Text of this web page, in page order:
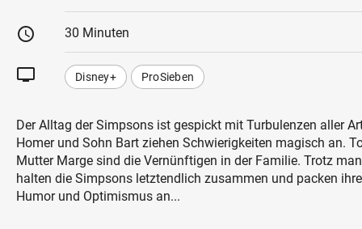
schedule 30 Minuten
tv Disney+ ProSieben
Der Alltag der Simpsons ist gespickt mit Turbulenzen aller
Homer und Sohn Bart ziehen Schwierigkeiten magisch an.
Mutter Marge sind die Vernünftigen in der Familie. Trotz
halten die Simpsons letztendlich zusammen und packen
Humor und Optimismus an...